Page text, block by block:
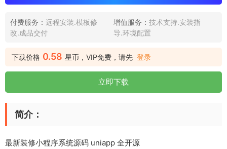
付费服务： 远程安装.模板修
改.成品交付
增值服务： 技术支持.安装指
导.环境配置
下载价格 0.58 星币，VIP免费，请先 登录
立即下载
简介：
最新装修小程序系统源码 uniapp 全开源